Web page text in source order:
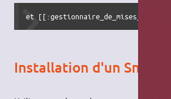
et
Installation d'un Snap